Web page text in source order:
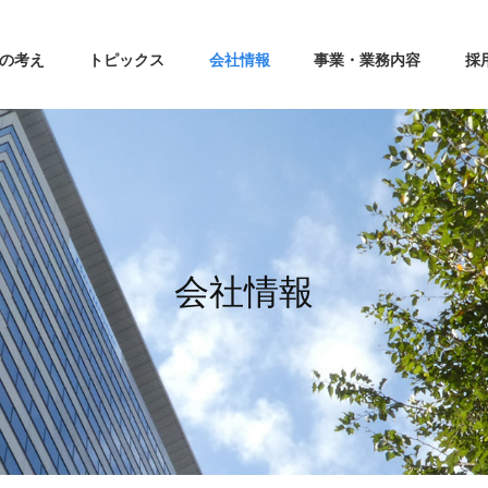
考え トピックス 会社情報 事業・業務内容 採
会社情報